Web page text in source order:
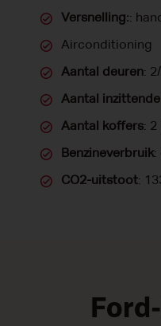
Versnelling::
Airconditioning
Aantal deuren:
Aantal
Aantal koffers: 2
Benzineverbruik:
CO2-uitstoot: